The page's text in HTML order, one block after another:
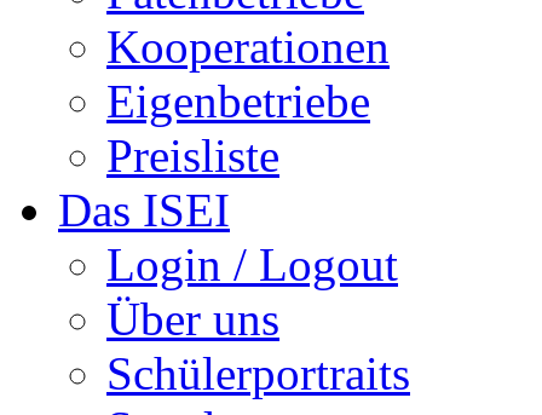
Kooperationen
Eigenbetriebe
Preisliste
Das ISEI
Login / Logout
Über uns
Schülerportraits